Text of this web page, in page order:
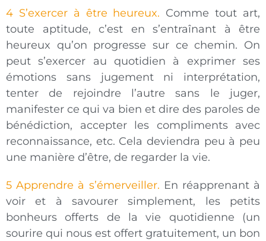
4 S’exercer à être heureux. Comme tout art,
toute aptitude, c’est en s’entraînant à être
heureux qu’on progresse sur ce chemin. On
peut s’exercer au quotidien à exprimer ses
émotions sans jugement ni interprétation,
tenter de rejoindre l’autre sans le juger,
manifester ce qui va bien et dire des paroles de
bénédiction, accepter les compliments avec
reconnaissance, etc. Cela deviendra peu à peu
une manière d’être, de regarder la vie.
5 Apprendre à s’émerveiller. En réapprenant à
voir et à savourer simplement, les petits
bonheurs offerts de la vie quotidienne (un
sourire qui nous est offert gratuitement, un bon